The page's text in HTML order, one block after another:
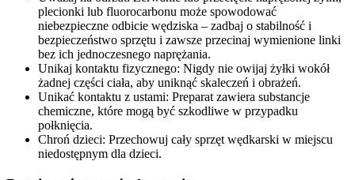
plecionki lub fluorocarbonu może spowodować
niebezpieczne odbicie wędziska – zadbaj o stabilność i
bezpieczeństwo sprzętu i zawsze przecinaj wymienione linki
bez ich jednoczesnego naprężania.
Unikaj kontaktu fizycznego: Nigdy nie owijaj żyłki wokół
żadnej części ciała, aby uniknąć skaleczeń i obrażeń.
Unikać kontaktu z ustami: Preparat zawiera substancje
chemiczne, które mogą być szkodliwe w przypadku
połknięcia.
Chroń dzieci: Przechowuj cały sprzęt wędkarski w miejscu
niedostępnym dla dzieci.